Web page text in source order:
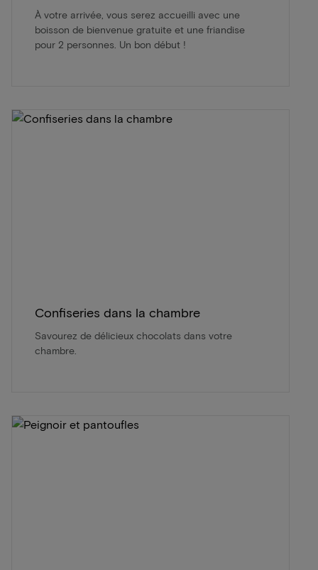
À votre arrivée, vous serez accueilli avec une
boisson de bienvenue gratuite et une friandise
pour 2 personnes. Un bon début !
Confiseries dans la chambre
Savourez de délicieux chocolats dans votre
chambre.